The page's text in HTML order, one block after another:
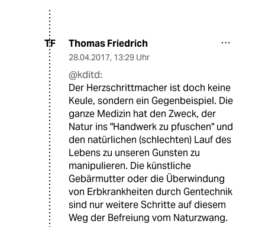
TF Thomas Friedrich
28.04.2017, 13:29 Uhr
@kditd:
Der Herzschrittmacher ist doch keine
Keule, sondern ein Gegenbeispiel. Die
ganze Medizin hat den Zweck, der
Natur ins "Handwerk zu pfuschen" und
den natürlichen (schlechten) Lauf des
Lebens zu unseren Gunsten zu
manipulieren. Die künstliche
Gebärmutter oder die Überwindung
von Erbkrankheiten durch Gentechnik
sind nur weitere Schritte auf diesem
Weg der Befreiung vom Naturzwang.